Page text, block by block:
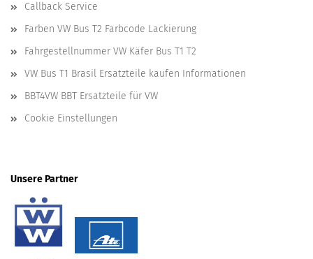
Callback Service
Farben VW Bus T2 Farbcode Lackierung
Fahrgestellnummer VW Käfer Bus T1 T2
VW Bus T1 Brasil Ersatzteile kaufen Informationen
BBT4VW BBT Ersatzteile für VW
Cookie Einstellungen
Unsere Partner